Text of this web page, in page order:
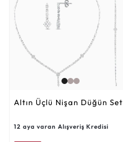
Altın Üçlü Nişan Düğün Set
12 aya varan Alışveriş Kredisi